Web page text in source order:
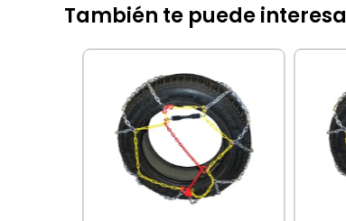
También te puede